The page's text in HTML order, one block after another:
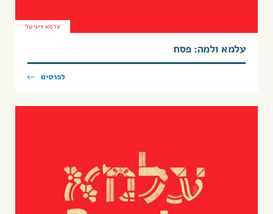
עלמא דיגיטל
עלמא ולמה: פסח
לפרטים